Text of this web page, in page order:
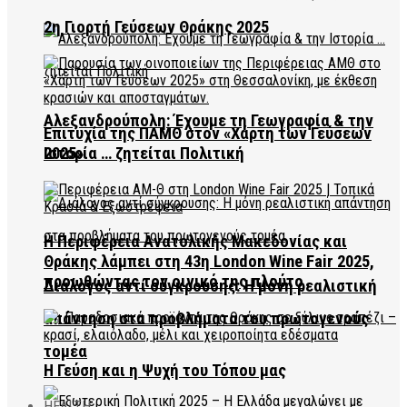
Αλεξανδρούπολη: Έχουμε τη Γεωγραφία & την
Ιστορία … ζητείται Πολιτική
Διάλογος αντί σύγκρουσης: Η μόνη ρεαλιστική
απάντηση στα προβλήματα του πρωτογενούς
τομέα
2η Γιορτή Γεύσεων Θράκης 2025
Επιτυχία της ΠΑΜΘ στον «Χάρτη των Γεύσεων
2025»
Η Περιφέρεια Ανατολικής Μακεδονίας και
Θράκης λάμπει στη 43η London Wine Fair 2025,
προωθώντας τον οινικό της πλούτο
Η Γεύση και η Ψυχή του Τόπου μας